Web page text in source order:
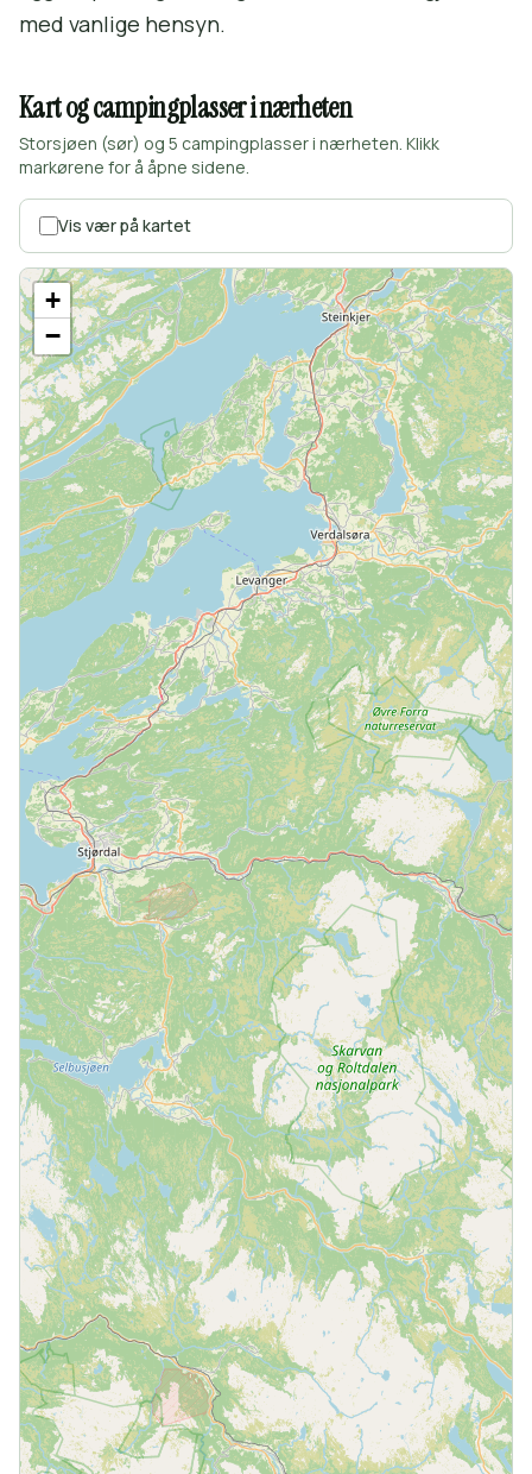
med vanlige hensyn.
Kart og campingplasser i nærheten
Storsjøen (sør) og 5 campingplasser i nærheten. Klikk
markørene for å åpne sidene.
Vis vær på kartet
+
−